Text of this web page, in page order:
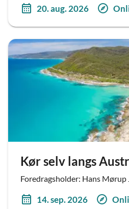
20. aug. 2026
Kør selv langs
Foredragsholder: Hans Mørup
14. sep. 2026